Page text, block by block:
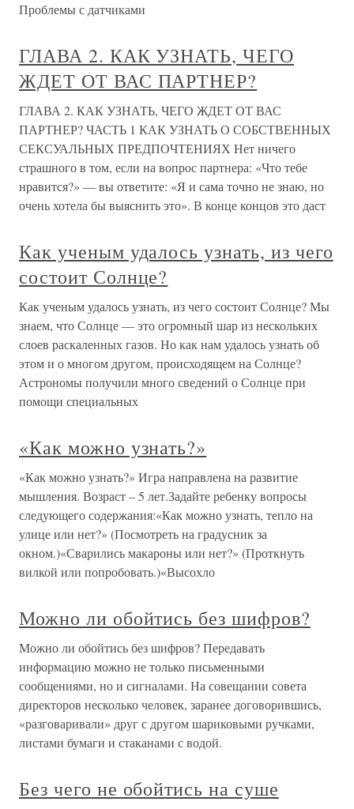
Проблемы с датчиками
ГЛАВА 2. КАК УЗНАТЬ, ЧЕГО
ЖДЕТ ОТ ВАС ПАРТНЕР?
ГЛАВА 2. КАК УЗНАТЬ, ЧЕГО ЖДЕТ ОТ ВАС
ПАРТНЕР? ЧАСТЬ 1 КАК УЗНАТЬ О СОБСТВЕННЫХ
СЕКСУАЛЬНЫХ ПРЕДПОЧТЕНИЯХ Нет ничего
страшного в том, если на вопрос партнера: «Что тебе
нравится?» — вы ответите: «Я и сама точно не знаю, но
очень хотела бы выяснить это». В конце концов это даст
Как ученым удалось узнать, из чего
состоит Солнце?
Как ученым удалось узнать, из чего состоит Солнце? Мы
знаем, что Солнце — это огромный шар из нескольких
слоев раскаленных газов. Но как нам удалось узнать об
этом и о многом другом, происходящем на Солнце?
Астрономы получили много сведений о Солнце при
помощи специальных
«Как можно узнать?»
«Как можно узнать?» Игра направлена на развитие
мышления. Возраст – 5 лет.Задайте ребенку вопросы
следующего содержания:«Как можно узнать, тепло на
улице или нет?» (Посмотреть на градусник за
окном.)«Сварились макароны или нет?» (Проткнуть
вилкой или попробовать.)«Высохло
Можно ли обойтись без шифров?
Можно ли обойтись без шифров? Передавать
информацию можно не только письменными
сообщениями, но и сигналами. На совещании совета
директоров несколько человек, заранее договорившись,
«разговаривали» друг с другом шариковыми ручками,
листами бумаги и стаканами с водой.
Без чего не обойтись на суше